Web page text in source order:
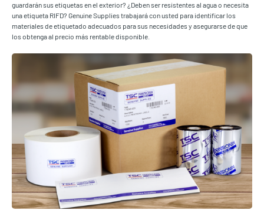
guardarán sus etiquetas en el exterior? ¿Deben ser resistentes al agua o necesita
una etiqueta RIFD? Genuine Supplies trabajará con usted para identificar los
materiales de etiquetado adecuados para sus necesidades y asegurarse de que
los obtenga al precio más rentable disponible.